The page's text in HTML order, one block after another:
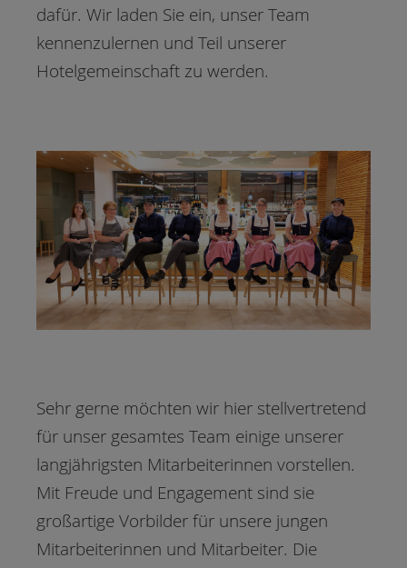
dafür. Wir laden Sie ein, unser Team
kennenzulernen und Teil unserer
Hotelgemeinschaft zu werden.
Sehr gerne möchten wir hier stellvertretend
für unser gesamtes Team einige unserer
langjährigsten Mitarbeiterinnen vorstellen.
Mit Freude und Engagement sind sie
großartige Vorbilder für unsere jungen
Mitarbeiterinnen und Mitarbeiter. Die